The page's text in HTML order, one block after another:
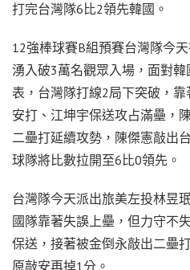
打完台灣隊6比2領先韓國。
12強棒球賽B組預賽台灣隊今
湧入破3萬名觀眾入場，面對
表，台灣隊打線2局下突破，
安打、江坤宇保送攻占滿壘，
二壘打延續攻勢，陳傑憲敲出
球隊將比數拉開至6比0領先。
台灣隊今天派出旅美左投林昱
國隊靠著失誤上壘，但力守不
保送，接著被金倒永敲出二壘
原敲安再掉1分。